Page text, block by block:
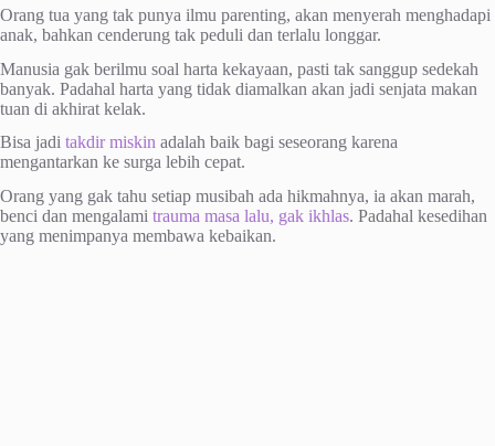
Orang tua yang tak punya ilmu parenting, akan menyerah menghadapi
anak, bahkan cenderung tak peduli dan terlalu longgar.
Manusia gak berilmu soal harta kekayaan, pasti tak sanggup sedekah
banyak. Padahal harta yang tidak diamalkan akan jadi senjata makan
tuan di akhirat kelak.
Bisa jadi takdir miskin adalah baik bagi seseorang karena
mengantarkan ke surga lebih cepat.
Orang yang gak tahu setiap musibah ada hikmahnya, ia akan marah,
benci dan mengalami trauma masa lalu, gak ikhlas. Padahal kesedihan
yang menimpanya membawa kebaikan.